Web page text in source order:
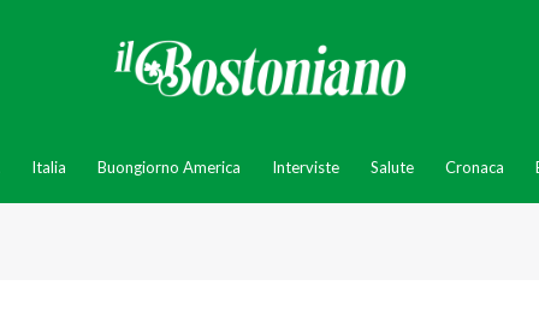
Italia Buongiorno America Interviste Salute Cronaca